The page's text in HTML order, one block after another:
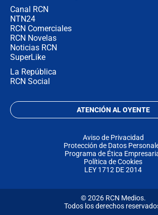
Canal RCN
NTN24
RCN Comerciales
RCN Novelas
Noticias RCN
SuperLike
La República
RCN Social
ATENCIÓN AL OYENTE
Aviso de Privacidad
Protección de Datos
Programa de Ética
Política de Cookies
LEY 1712 DE 2014
© 2026 RCN Medios.
Todos los derechos